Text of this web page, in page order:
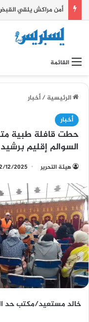
أمن مراكش يلقي
القائمة
الرئيسية/أخبار
أخبار
حطت قافلة طبية
السوالم إقليم
هيئة التحرير 12/2025
خالد مستعيد/مكتب حد